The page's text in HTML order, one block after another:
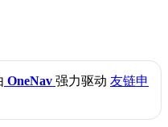
OneNav 强力驱动 友链申